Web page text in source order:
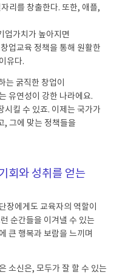
리를 창출한다. 또한, 애플,
업가치가 높아지면
업교육 정책을 통해 원활한
유다.
는 굵직한 창업이
유연성이 강한 나라에요.
시킬 수 있죠. 이제는 국가가
, 그에 맞는 정책들을
회와 성취를 얻는
장에게도 교육자의 역할이
순간들을 이겨낼 수 있는
큰 행복과 보람을 느끼며
소신은, 모두가 잘 할 수 있는